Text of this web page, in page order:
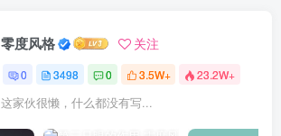
零度风格 关注
0 3498 0 3.5W+ 23.2W+
这家伙很懒，什么都没有写...